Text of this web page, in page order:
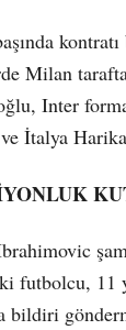
Milan
Inter
İtalya
futbolcu, 11
bildiri